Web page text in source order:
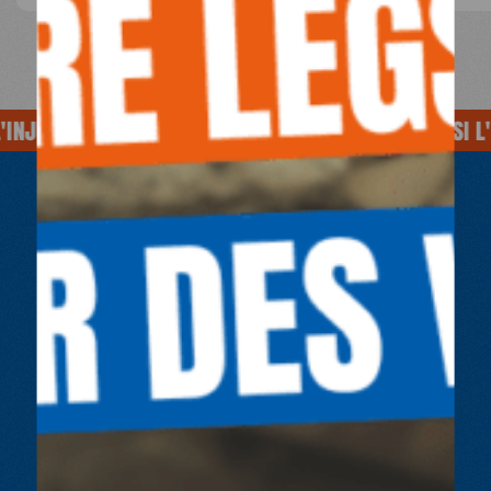
SOIGNE AUSSI L'INJUSTICE SOIGNE AUSSI
AGIR OU DONNER
POUR UNE SANTÉ
SANSENTRAVE